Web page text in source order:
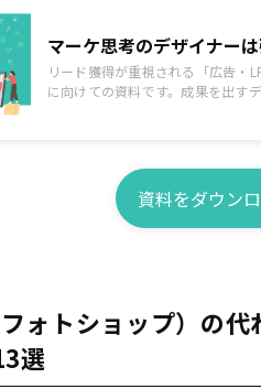
リード獲得が重視される「広告・
に向けての資料です。成果を出す
資料をダウン
トショップ）の代
選